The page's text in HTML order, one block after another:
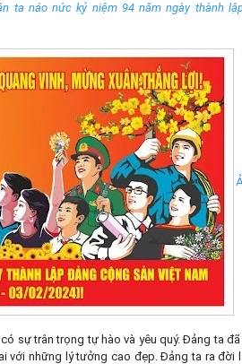
ta náo nức kỷ niệm 94 năm ngày thành
sự trân trọng tự hào và yêu quý. Đảng ta
với những lý tưởng cao đẹp. Đảng ta ra đời